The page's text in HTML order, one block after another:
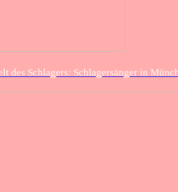
des Schlagers: Schlagersänger in